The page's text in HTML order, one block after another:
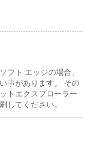
フト エッジの場合、
事があります。 その
トエクスプローラー
してください。